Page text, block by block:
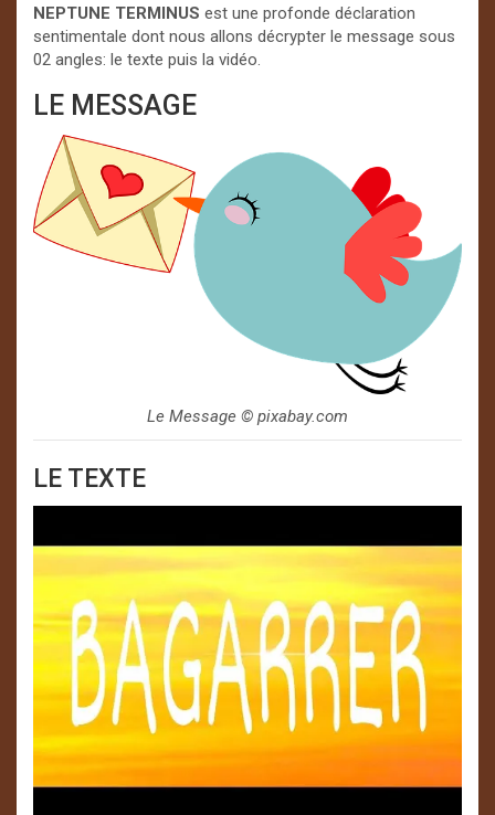
NEPTUNE TERMINUS est une profonde déclaration
sentimentale dont nous allons décrypter le message sous
02 angles: le texte puis la vidéo.
LE MESSAGE
Le Message ©️ pixabay.com
LE TEXTE